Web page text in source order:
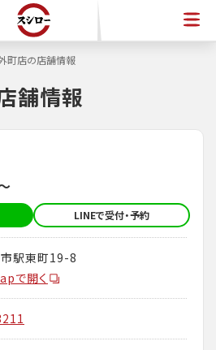
町店の店舗情報
舗情報
LINEで受付・予約
駅東町19-8
で開く